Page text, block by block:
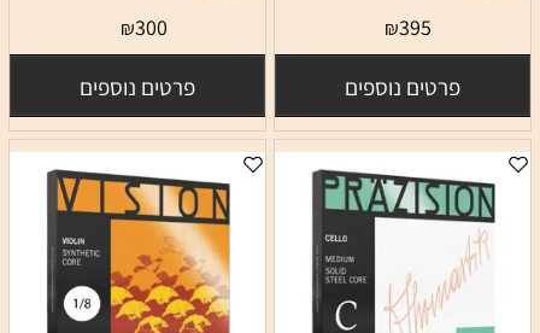
₪395
פרטים נוספים
₪300
פרטים נוספים